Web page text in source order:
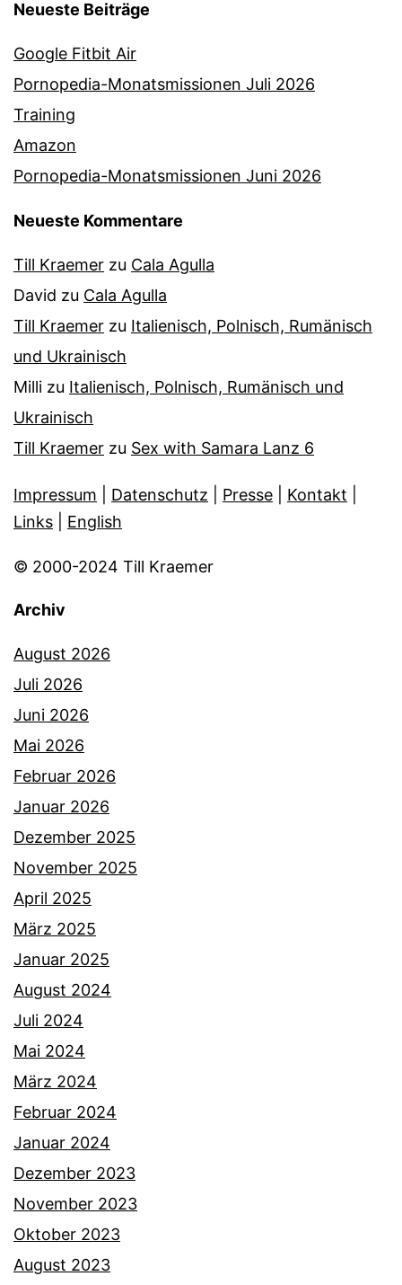
Neueste Beiträge
Google Fitbit Air
Pornopedia-Monatsmissionen Juli 2026
Training
Amazon
Pornopedia-Monatsmissionen Juni 2026
Neueste Kommentare
Till Kraemer zu Cala Agulla
David zu Cala Agulla
Till Kraemer zu Italienisch, Polnisch, Rumänisch
und Ukrainisch
Milli zu Italienisch, Polnisch, Rumänisch und
Ukrainisch
Till Kraemer zu Sex with Samara Lanz 6
Impressum Datenschutz Presse Kontakt
Links
English
© 2000-2024 Till Kraemer
Archiv
August 2026
Juli 2026
Juni 2026
Mai 2026
Februar 2026
Januar 2026
Dezember 2025
November 2025
April 2025
März 2025
Januar 2025
August 2024
Juli 2024
Mai 2024
März 2024
Februar 2024
Januar 2024
Dezember 2023
November 2023
Oktober 2023
August 2023